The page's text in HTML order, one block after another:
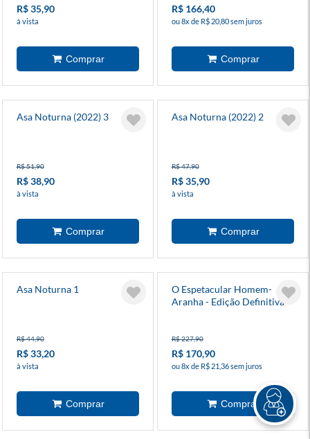
R$ 35,90
à vista
R$ 166,40
ou 8x de R$ 20,80 sem juros
Asa Noturna (2022) 3
R$ 51,90
R$ 38,90
à vista
Asa Noturna (2022) 2
R$ 47,90
R$ 35,90
à vista
Asa Noturna 1
R$ 44,90
R$ 33,20
à vista
O Espetacular Homem-
Aranha - Edição Definitiva -
R$ 227,90
R$ 170,90
ou 8x de R$ 21,36 sem juros